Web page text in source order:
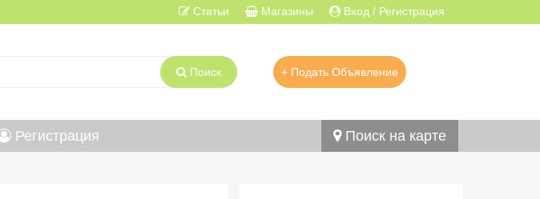
Вход / Регистрация
Магазины
Статьи
Поиск + Подать Объявление
Регистрация Поиск на карте